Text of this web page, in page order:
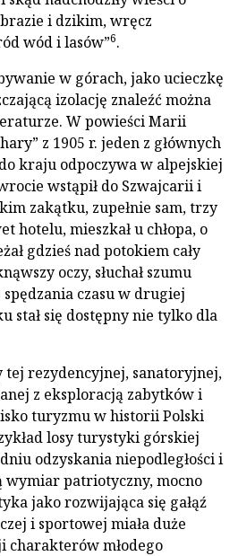
i dzikim, wręcz
wód i lasów”6.
w górach, jako ucieczkę
izolację znaleźć można
W powieści Marii
z 1905 r. jeden z głównych
kraju odpoczywa w alpejskiej
wstąpił do Szwajcarii i
zakątku, zupełnie sam, trzy
hotelu, mieszkał u chłopa, o
gdzieś nad potokiem cały
oczy, słuchał szumu
spędzania czasu w drugiej
stał się dostępny nie tylko dla
rezydencyjnej, sanatoryjnej,
z eksploracją zabytków i
turyzmu w historii Polski
losy turystyki górskiej
odzyskania niepodległości i
patriotyczny, mocno
jako rozwijająca się gałąź
i sportowej miała duże
charakterów młodego